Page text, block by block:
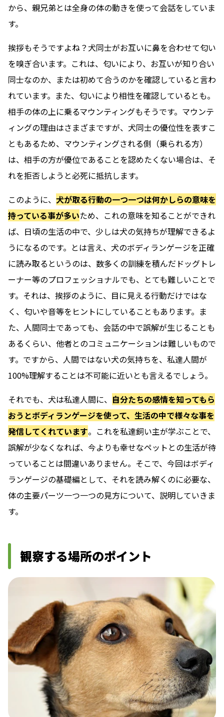
から、親兄弟とは全身の体の動きを使って会話をしていま
す。
挨拶もそうですよね？犬同士がお互いに鼻を合わせて匂い
を嗅ぎ合います。これは、匂いにより、お互いが知り合い
同士なのか、または初めて合うのかを確認していると言わ
れています。また、匂いにより相性を確認しているとも。
相手の体の上に乗るマウンティングもそうです。マウンテ
ィングの理由はさまざまですが、犬同士の優位性を表すこ
ともあるため、マウンティングされる側（乗られる方）
は、相手の方が優位であることを認めたくない場合は、そ
れを拒否しようと必死に抵抗します。
このように、 犬が取る行動の一つ一つは何かしらの意味を
持っている事が多いため、これの意味を知ることができれ
ば、日頃の生活の中で、少しは犬の気持ちが理解できるよ
うになるのです。とは言え、犬のボディランゲージを正確
に読み取るというのは、数多くの訓練を積んだドッグトレ
ーナー等のプロフェッショナルでも、とても難しいことで
す。それは、挨拶のように、目に見える行動だけではな
く、匂いや音等をヒントにしていることもあります。ま
た、人間同士であっても、会話の中で誤解が生じることも
あるくらい、他者とのコミュニケーションは難しいもので
す。ですから、 人間ではない犬の気持ちを、私達人間が
100%理解することは不可能に近いとも言えるでしょう。
それでも、犬は私達人間に、 自分たちの感情を知ってもら
おうとボディランゲージを使って、生活の中で様々な事を
発信してくれています。これを私達飼い主が学ぶことで、
誤解が少なくなれば、今よりも幸せなペットとの生活が待
っていることは間違いありません。そこで、今回はボディ
ランゲージの基礎編として、それを読み解くのに必要な、
体の主要パーツ一つ一つの見方について、説明していきま
す。
観察する場所のポイント